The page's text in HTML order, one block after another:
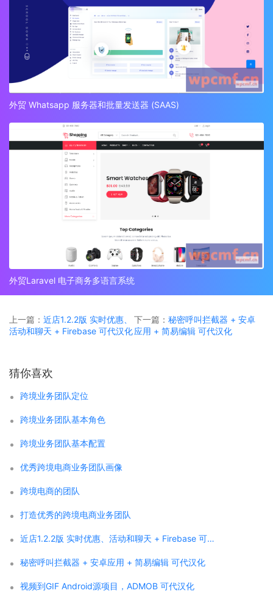
外贸 Whatsapp 服务器和批量发送器 (SAAS)
外贸Laravel 电子商务多语言系统
上一篇： 近店1.2.2版 实时优惠、
活动和聊天 + Firebase 可代汉化
下一篇： 秘密呼叫拦截器 + 安卓
应用 + 简易编辑 可代汉化
猜你喜欢
跨境业务团队定位
跨境业务团队基本角色
跨境业务团队基本配置
优秀跨境电商业务团队画像
跨境电商的团队
打造优秀的跨境电商业务团队
近店1.2.2版 实时优惠、活动和聊天 + Firebase 可代汉化
秘密呼叫拦截器 + 安卓应用 + 简易编辑 可代汉化
视频到GIF Android源项目，ADMOB 可代汉化